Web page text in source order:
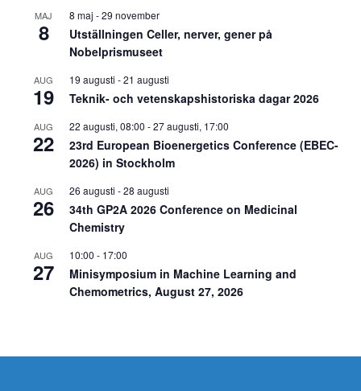
MAJ
8
8 maj -29 november
Utställningen Celler, nerver, gener på
Nobelprismuseet
AUG
19
19 augusti -21 augusti
Teknik- och vetenskapshistoriska dagar 2026
AUG
22
22 augusti, 08:00 -27 augusti, 17:00
23rd European Bioenergetics Conference (EBEC-
2026) in Stockholm
AUG
26
26 augusti -28 augusti
34th GP2A 2026 Conference on Medicinal
Chemistry
AUG
27
10:00 - 17:00
Minisymposium in Machine Learning and
Chemometrics, August 27, 2026